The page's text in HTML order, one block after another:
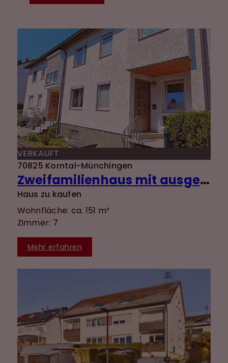
VERKAUFT
70825 Korntal-Münchingen
Zweifamilienhaus mit ausgebautem DG, Garten und Garage in ruhiger Lage von Münchingen!
Haus zu kaufen
Wohnfläche: ca. 151 m²
Zimmer: 7
Mehr erfahren